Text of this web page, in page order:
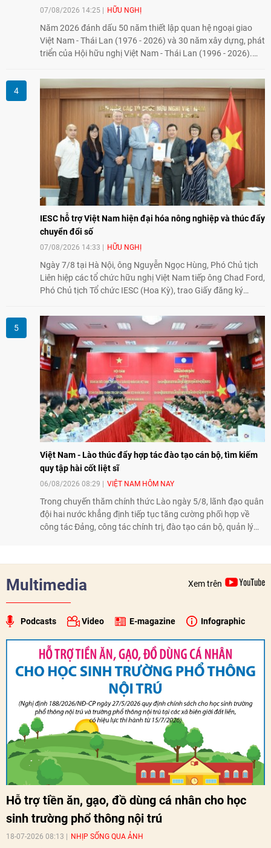
07/08/2026 14:25 HỮU NGHỊ
Năm 2026 đánh dấu 50 năm thiết lập quan hệ ngoại giao
Việt Nam - Thái Lan (1976 - 2026) và 30 năm xây dựng, phát
triển của Hội hữu nghị Việt Nam - Thái Lan (1996 - 2026).
tình hữu nghị, đồng thời từng bước mở rộng hoạt động từ
giao lưu truyền thống sang kết nối địa phương, doanh
nghiệp, giáo dục, văn hóa và thế hệ trẻ, góp phần tăng
cường sự hiểu biết và hợp tác giữa nhân dân hai nước.
IESC hỗ trợ Việt Nam hiện đại hóa nông nghiệp và thúc đẩy
chuyển đổi số
07/08/2026 14:33 HỮU NGHỊ
Ngày 7/8 tại Hà Nội, ông Nguyễn Ngọc Hùng, Phó Chủ tịch
Liên hiệp các tổ chức hữu nghị Việt Nam tiếp ông Chad Ford,
Phó Chủ tịch Tổ chức IESC (Hoa Kỳ), trao Giấy đăng ký
đổi về định hướng triển khai Dự án "Mở rộng Thương mại
Nông nghiệp và An toàn thực phẩm Hoa Kỳ - Việt Nam",
hướng tới thúc đẩy chuyển đổi số, hiện đại hóa nông nghiệp
và mở rộng hợp tác phát triển giữa hai nước.
Việt Nam - Lào thúc đẩy hợp tác đào tạo cán bộ, tìm kiếm
quy tập hài cốt liệt sĩ
06/08/2026 08:29 VIỆT NAM HÔM NAY
Trong chuyến thăm chính thức Lào ngày 5/8, lãnh đạo quân
đội hai nước khẳng định tiếp tục tăng cường phối hợp về
công tác Đảng, công tác chính trị, đào tạo cán bộ, quản lý
Multimedia Xem trên
Podcasts Video E-magazine Infographic
Hỗ trợ tiền ăn, gạo, đồ dùng cá nhân cho học
sinh trường phổ thông nội trú
18-07-2026 08:13 NHỊP SỐNG QUA ẢNH